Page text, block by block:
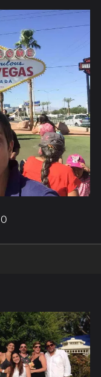
0